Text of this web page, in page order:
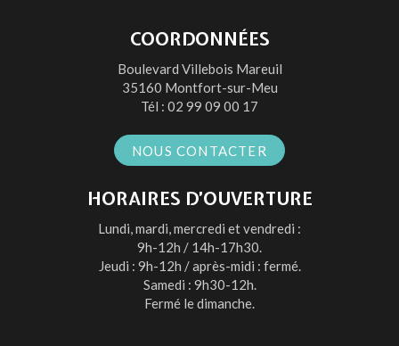
le
compte
Facebook
le
compte
Twitter
le
compte
Instagram
la
chaîne
Youtube
COORDONNÉES
Boulevard Villebois Mareuil
35160 Montfort-sur-Meu
Tél : 02 99 09 00 17
NOUS CONTACTER
HORAIRES D’OUVERTURE
Lundi, mardi, mercredi et vendredi :
9h-12h / 14h-17h30.
Jeudi : 9h-12h / après-midi : fermé.
Samedi : 9h30-12h.
Fermé le dimanche.